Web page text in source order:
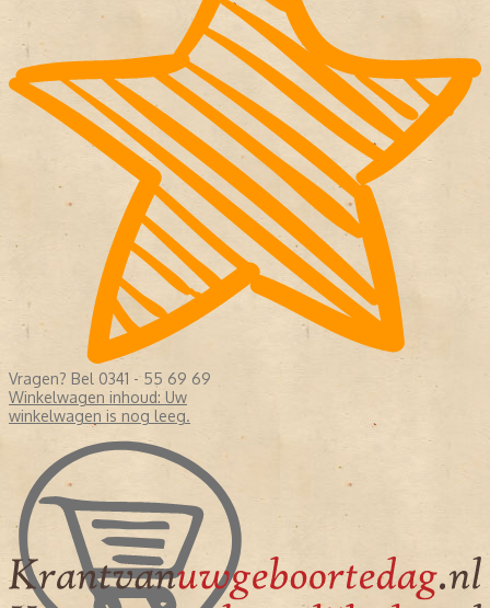
Vragen? Bel 0341 - 55 69 69
Winkelwagen inhoud: Uw
winkelwagen is nog leeg.